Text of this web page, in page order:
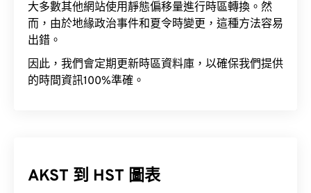
大多數其他網站使用靜態偏移量進行時區轉換。然
而，由於地緣政治事件和夏令時變更，這種方法容易
出錯。
因此，我們會定期更新時區資料庫，以確保我們提供
的時間資訊100%準確。
AKST 到 HST 圖表